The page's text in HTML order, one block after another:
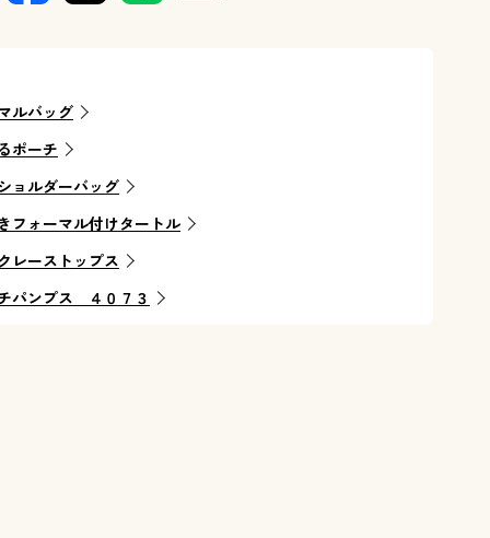
ルバッグ
ポーチ
ョルダーバッグ
フォーマル付けタートル
レーストップス
パンプス ４０７３